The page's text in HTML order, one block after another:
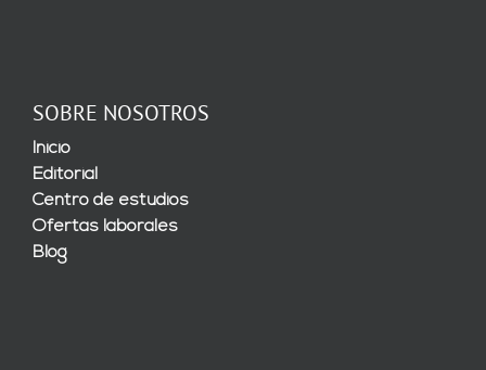
SOBRE NOSOTROS
Inicio
Editorial
Centro de estudios
Ofertas laborales
Blog